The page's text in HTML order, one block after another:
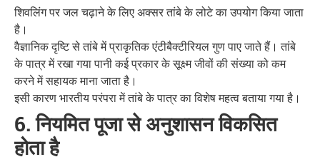
शिवलिंग पर जल चढ़ाने के लिए अक्सर तांबे के लोटे का उपयोग किया जाता
है।
वैज्ञानिक दृष्टि से तांबे में प्राकृतिक एंटीबैक्टीरियल गुण पाए जाते हैं। तांबे
के पात्र में रखा गया पानी कई प्रकार के सूक्ष्म जीवों की संख्या को कम
करने में सहायक माना जाता है।
इसी कारण भारतीय परंपरा में तांबे के पात्र का विशेष महत्व बताया गया है।
6. नियमित पूजा से अनुशासन विकसित
होता है